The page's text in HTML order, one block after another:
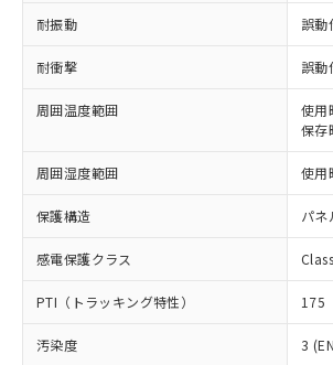
耐振動 誤
耐衝撃 誤
周囲温度範囲
使用
保存
周囲湿度範囲 使用
保護構造 パネ
感電保護クラス
PTI（トラッキング特性） 175
汚染度 3
記載している更新日時点で
タに基づき作成されるもの
覧された時点での実際の在
準価格とは異なる場合があ
正式な納期状況および標準
様のお取引先、またはお客
ムロン制御機器販売店・当
オムロン制御機器販売店や
販売ネットワーク
ください。
在庫状況および標準価格結
事前の承諾なく第三者に漏
示しないようお願いします。
鉛(Pb) 1000ppm以下、 水銀(Hg)
六価クロム(Cr(Ⅵ)) 1000ppm以下、ポリ
類(PBB) 1000ppm以下、ポリ臭化ジフェ
(PBDE) 1000ppm以下、フタル酸ビス(2-エ
ル) (DEHP)(別名：DOP) 1000ppm以下、
ルベンジル（BBP） 1000ppm以下、フタ
（DBP） 1000ppm以下、フタル酸ジイ
(DIBP) 1000ppm以下
但し、RoHS指令で産業用監視および制御
適用除外項目は除く。
フタル酸エステル類の４物質については閾
図的な使用がないことを確認しています。
※2 対応予定月
部品在庫の切り替え状況などに
*中国RoHS10物質の基準値 (GB/T26572)：
Pb(鉛) :1000ppm、 Hg(水銀) : 1000ppm
Cr(Ⅵ)(六価クロム) : 1000ppm、 PBBs(ポ
ニル類) : 1000ppm、 PBDEs(ポリ臭化ジフ
ル) : 1000ppm、
DEHP(フタル酸ビス(2-エチルヘキシル)) :
※2 環境保護使用期限
「ｅ」：有害物質（10物質）のす
準値以下であることを示します。
「10」：通常の使用状況下にお
（以下｢規制貨物等」とい
または国外への提供する場
国政府の輸出許可(または
可)を取得するなどの必要
当社は規制貨物を破棄する
全に破砕するなど、違法に
いよう必要な手段を講じま
当社は貴社製品を、核兵器
ル、化学兵器、生物兵器ま
武器並びにこれらの製造装
使用いたしません。
当社は、貴社製品を第三者
場合は、上記1、2および3の
該第三者に通知します。ま
販売先および販売に係わる
○ 一定数以上の在庫あり
△ 一定数には満たないが
在庫なし(最新の在庫状
いては、お客様のお取
たはお客様担当のオム
機器販売店・当社販売
認ください)